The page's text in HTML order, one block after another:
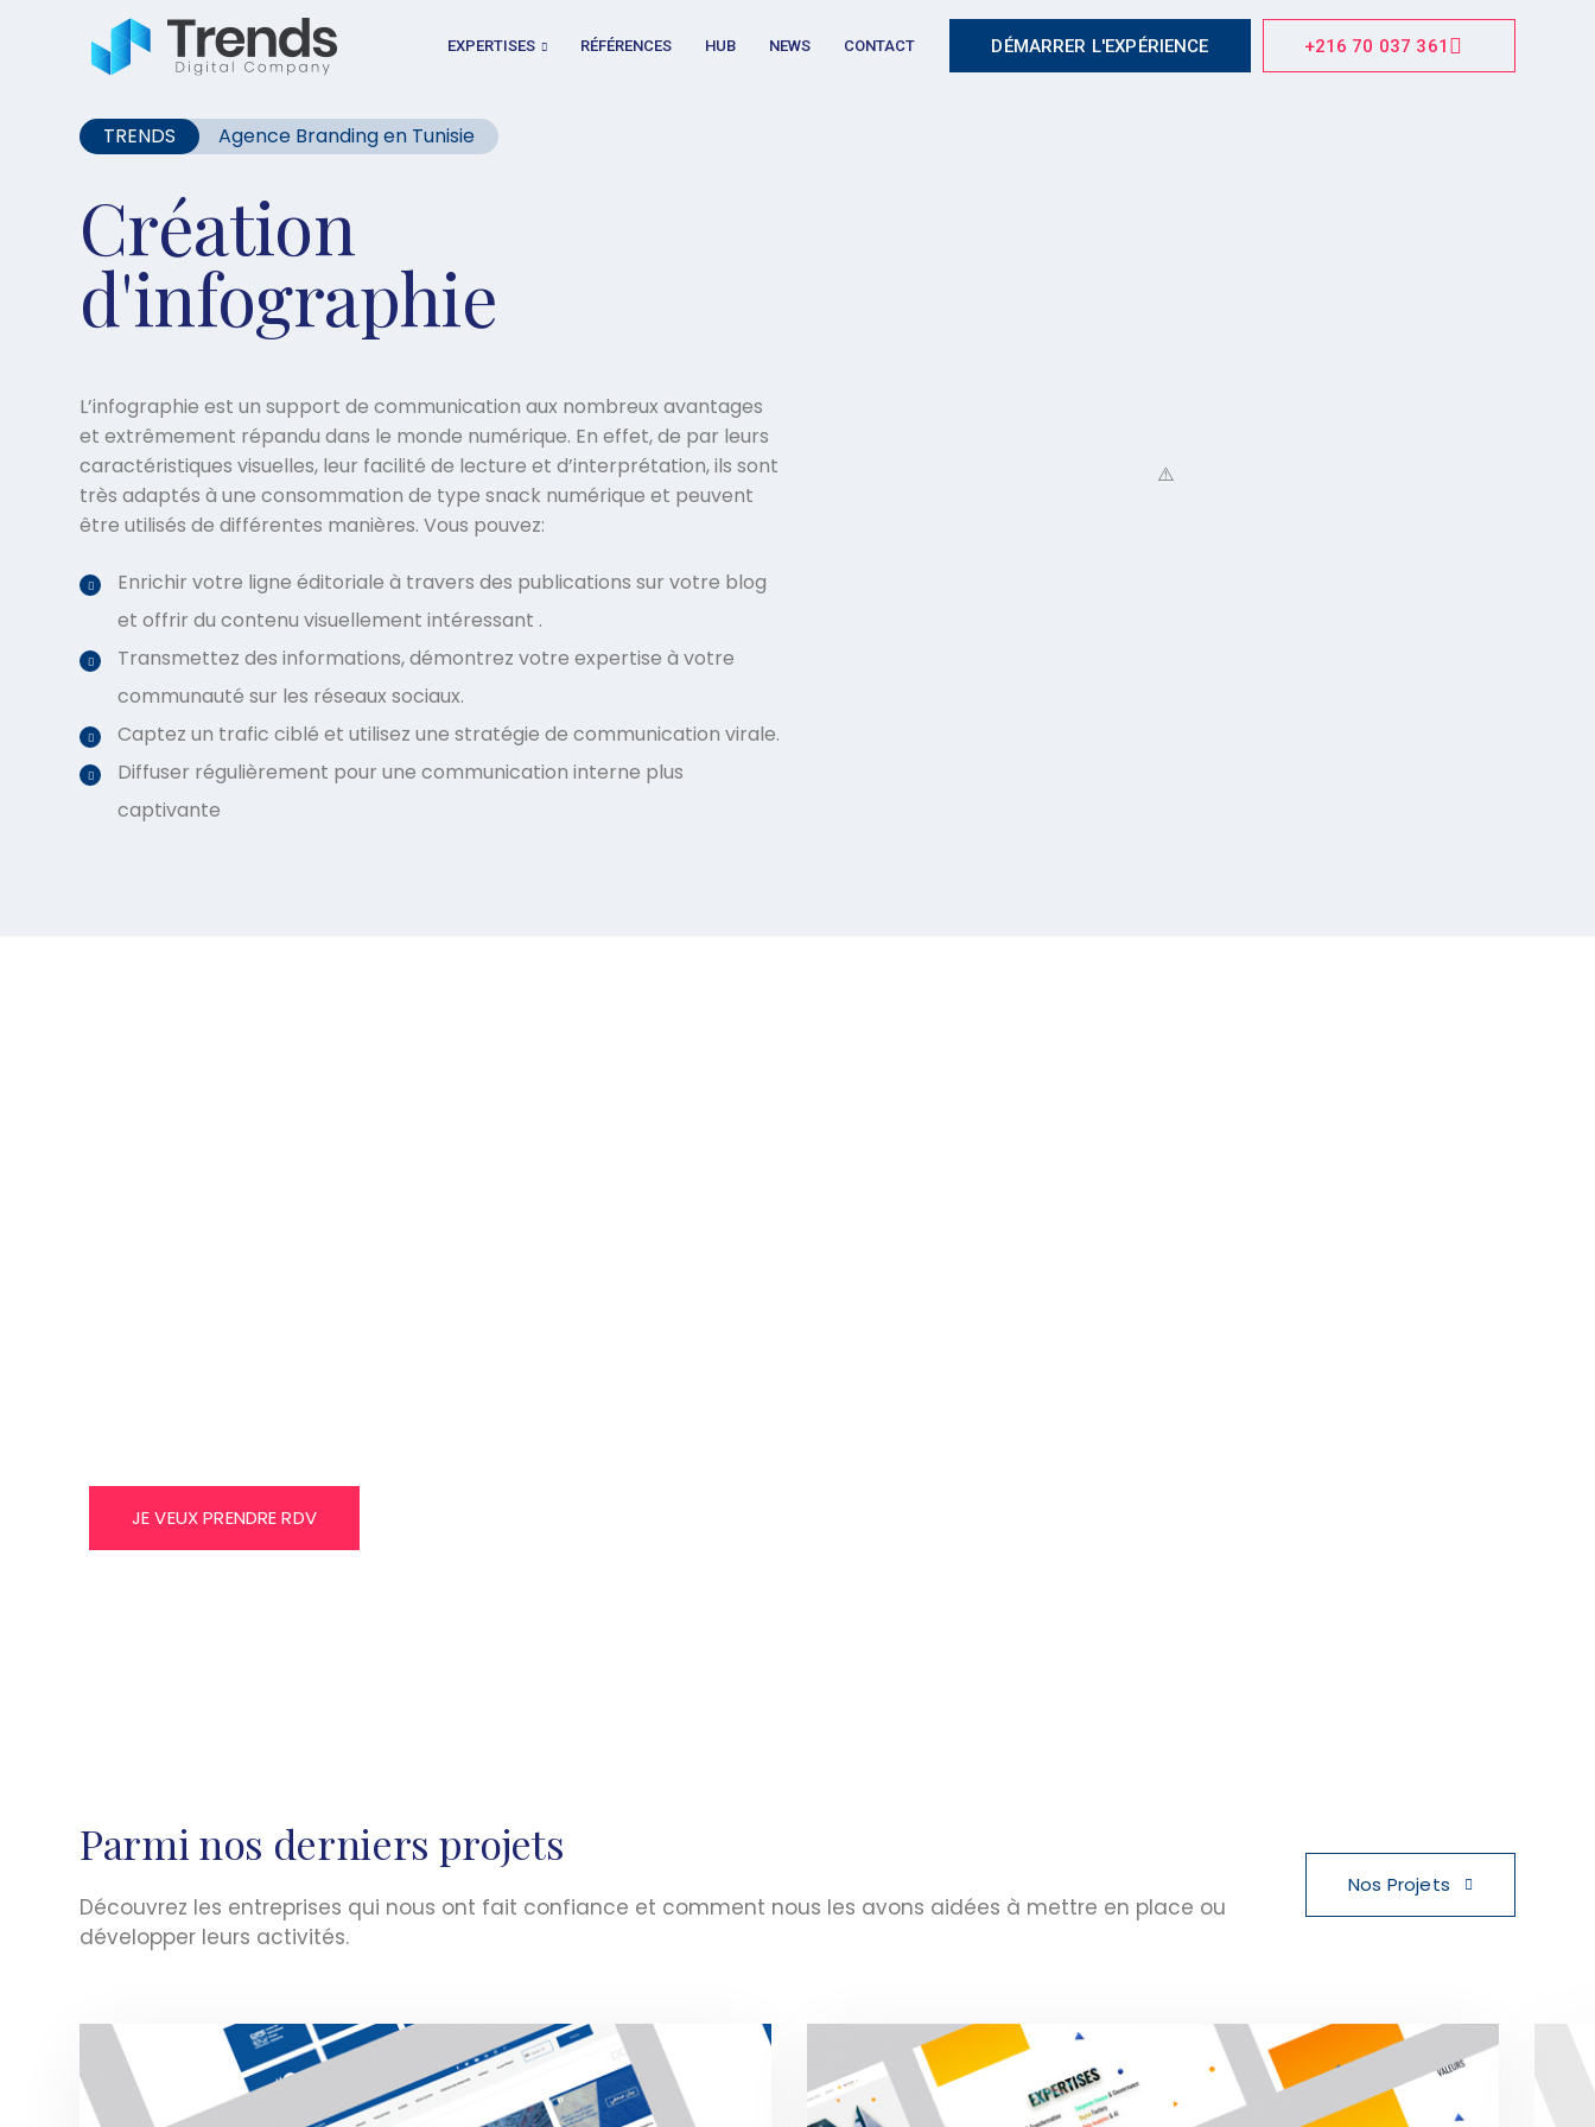
EXPERTISES RÉFÉRENCES HUB NEWS CONTACT DÉMARRER L'EXPÉRIENCE +216 70 037 361
TRENDS Agence Branding en Tunisie
Création
d'infographie
L’infographie est un support de communication aux nombreux avantages
et extrêmement répandu dans le monde numérique. En effet, de par leurs
caractéristiques visuelles, leur facilité de lecture et d’interprétation, ils sont
très adaptés à une consommation de type snack numérique et peuvent
être utilisés de différentes manières. Vous pouvez:
Enrichir votre ligne éditoriale à travers des publications sur votre blog
et offrir du contenu visuellement intéressant .
Transmettez des informations, démontrez votre expertise à votre
communauté sur les réseaux sociaux.
Captez un trafic ciblé et utilisez une stratégie de communication virale.
Diffuser régulièrement pour une communication interne plus
captivante
JE VEUX PRENDRE RDV
Parmi nos derniers projets
Découvrez les entreprises qui nous ont fait confiance et comment nous les avons aidées à mettre en place ou
développer leurs activités.
Nos Projets